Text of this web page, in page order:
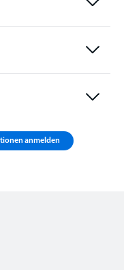
anmelden